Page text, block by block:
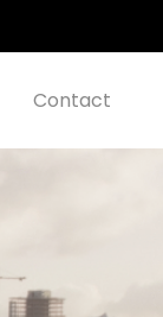
Contact